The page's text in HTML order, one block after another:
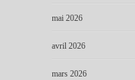
mai 2026
avril 2026
mars 2026